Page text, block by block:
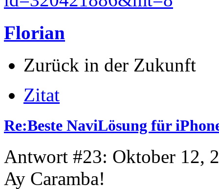
Florian
Zurück in der Zukunft
Zitat
Re:Beste NaviLösung für
Antwort #23: Oktober 12,
Ay Caramba!